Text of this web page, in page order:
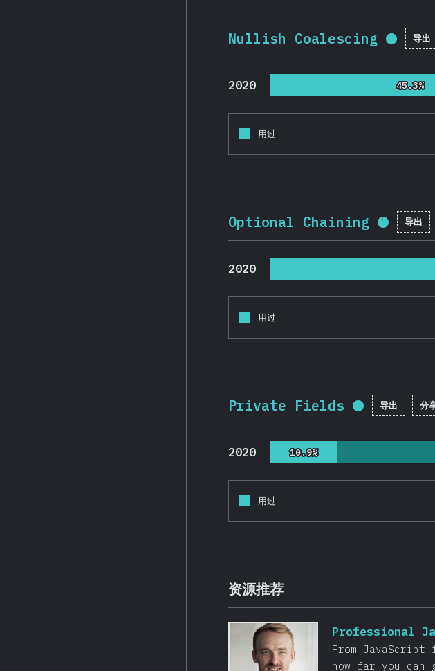
Nullish Coalescing 完成率:
导出
2020 45.3%
45.3%
用过
Optional Chaining 完成率:
导出
2020
用过
Private Fields 完成率:
导出 分
2020 10.9%
10.9%
用过
资源推荐
Professional
From
how far you